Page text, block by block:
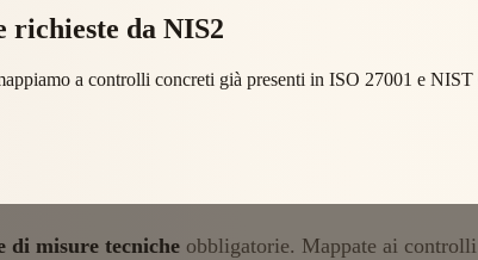
richieste da NIS2
a controlli concreti già presenti in ISO 27001 e
di misure tecniche obbligatorie. Mappate ai